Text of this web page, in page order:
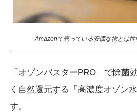
Amazonで売っている安価な物とは性
「オゾンバスターPRO」で除菌
く自然還元する「高濃度オゾン
す。